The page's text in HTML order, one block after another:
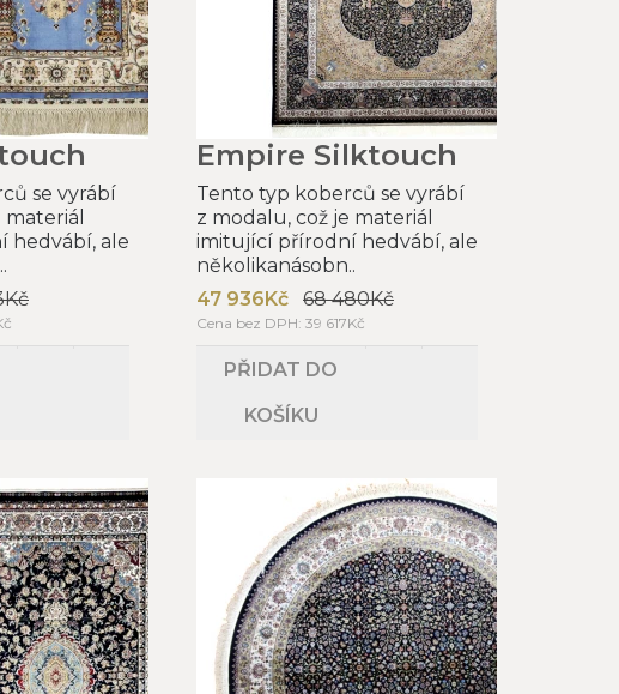
se vyrábí
hedvábí, ale
Empire Silktouch
Tento typ koberců se vyrábí
z modalu, což je materiál
imitující přírodní hedvábí, ale
několikanásobn..
47 936Kč
68 480Kč
Cena bez DPH: 39 617Kč
PŘIDAT DO
KOŠÍKU